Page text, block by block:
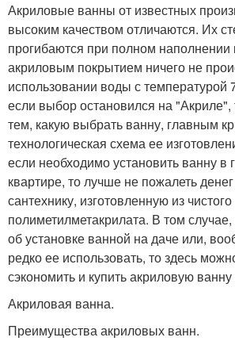
Акриловые ванны от известных
высоким качеством отличаются. Их
прогибаются при полном наполнении
акриловым покрытием ничего не
использовании воды с температурой
если выбор остановился на "Акриле",
тем, какую выбрать ванну, главным
технологическая схема ее
если необходимо установить ванну в
квартире, то лучше не пожалеть
сантехнику, изготовленную из чистого
полиметилметакрилата. В том
об установке ванной на даче или,
редко ее использовать, то здесь
сэкономить и купить акриловую
Акриловая ванна.
Преимущества акриловых ванн.